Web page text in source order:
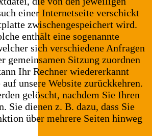
einer Internetseite verschickt
zwischengespeichert wird.
enthält eine sogenannte
sich verschiedene Anfragen
gemeinsamen Sitzung zuordnen
Ihr Rechner wiedererkannt
unsere Website zurückkehren.
gelöscht, nachdem Sie Ihren
Sie dienen z. B. dazu, dass Sie
über mehrere Seiten hinweg